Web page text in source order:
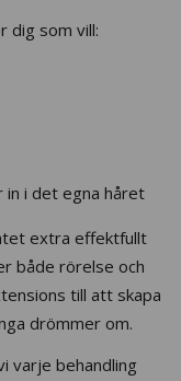
dig som vill:
i det egna håret
extra effektfullt
både rörelse och
till att skapa
drömmer om.
varje behandling